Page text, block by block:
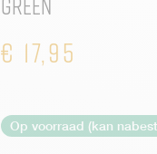
€ 17,95
Op voorraad (kan